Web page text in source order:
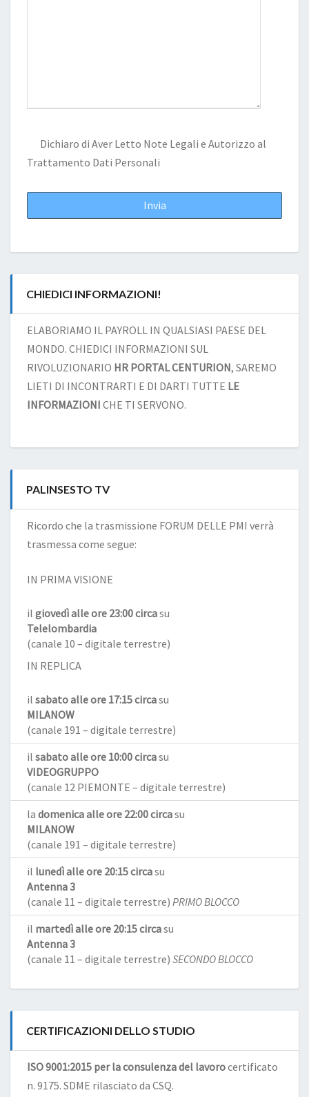
Dichiaro di Aver Letto Note Legali e Autorizzo al
Trattamento Dati Personali
CHIEDICI INFORMAZIONI!
ELABORIAMO IL PAYROLL IN QUALSIASI PAESE DEL
MONDO. CHIEDICI INFORMAZIONI SUL
RIVOLUZIONARIO HR PORTAL CENTURION, SAREMO
LIETI DI INCONTRARTI E DI DARTI TUTTE LE
INFORMAZIONI CHE TI SERVONO.
PALINSESTO TV
Ricordo che la trasmissione FORUM DELLE PMI verrà
trasmessa come segue:
IN PRIMA VISIONE
il giovedì alle ore 23:00 circasu
Telelombardia
(canale 10 – digitale terrestre)
IN REPLICA
il sabato alle ore 17:15 circasu
MILANOW
(canale 191 – digitale terrestre)
il sabato alle ore 10:00 circasu
VIDEOGRUPPO
(canale 12 PIEMONTE – digitale terrestre)
la domenica alle ore 22:00 circasu
MILANOW
(canale 191 – digitale terrestre)
il lunedì alle ore 20:15 circasu
Antenna 3
(canale 11 – digitale terrestre) PRIMO BLOCCO
il martedì alle ore 20:15 circasu
Antenna 3
(canale 11 – digitale terrestre) SECONDO BLOCCO
CERTIFICAZIONI DELLO STUDIO
ISO 9001:2015 per la consulenza del lavorocertificato
n. 9175. SDME rilasciato da CSQ.